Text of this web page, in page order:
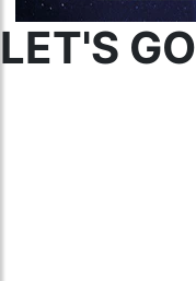
LET'S GO